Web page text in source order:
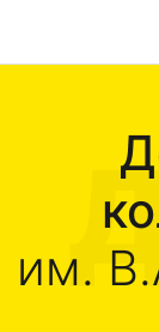
им.